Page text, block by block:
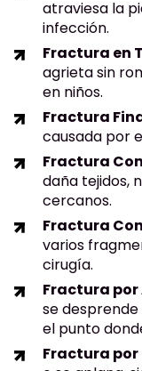
atraviesa la
infección.
Fractura en
agrieta sin
en niños.
Fractura
causada por
Fractura
daña tejidos,
cercanos.
Fractura
varios
cirugía.
Fractura por
se
el punto
Fractura por